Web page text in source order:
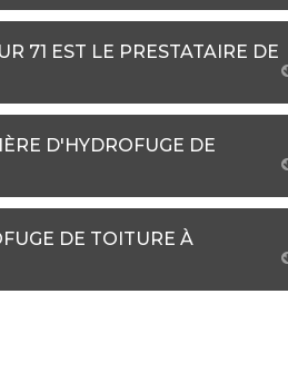
71 EST LE PRESTATAIRE DE
D'HYDROFUGE DE
DE TOITURE À